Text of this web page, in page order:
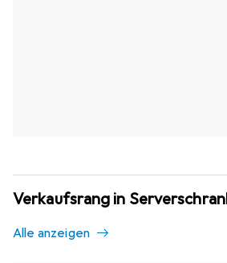
Verkaufsrang in
Alle anzeigen